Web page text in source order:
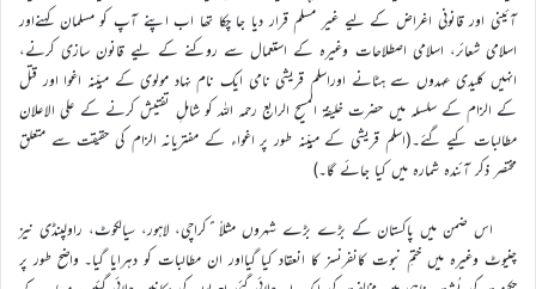
آئینی اور قانونی اغراض کے لیے غیر مسلم قرار دیا جا چکا تھا اب اپنے آپ کو مسلمان کہنےاور
اسلامی شعائر، اسلامی اصطلاحات وغیرہ کے استعمال سے روکنے کے لیے قانون سازی کرنے،
انہیں کلیدی عہدوں سے ہٹانے اوراسلم قریشی نامی ایک نام نہاد مولوی کے مبیّنہ اغوا اور قتل
کے الزام کے سلسلہ میں حضرت خلیفۃ المسیح الرابع رحمہ اللہ کو شاملِ تفتیش کرنے کے علی الاعلان
مطالبات کیے گئے۔(اسلم قریشی کے مبیّنہ طور پر اغواء کے مفتریانہ الزام کی حقیقت سے متعلق
مختصر ذکر آئندہ شمارہ میں کیا جائے گا۔)
اس ضمن میں پاکستان کے بڑے بڑے شہروں مثلاً ًکراچی، لاہور، سیالکوٹ، راولپنڈی نیز
چنیوٹ وغیرہ میں ختمِ نبوت کانفرنسز کا انعقاد کیا گیااور ان مطالبات کو دہرایا گیا۔ واضح طور پر